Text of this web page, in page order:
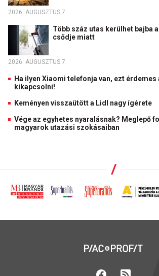
2026. AUGUSZTUS 7.
Több száz utas kerülhet bajba
csődje miatt
2026. AUGUSZTUS 7.
Ha ilyen Xiaomi telefonja van, ezt érdemes
kikapcsolni!
Keményen visszaütött a Lidl nagy ígérete
Vége az egyhetes nyaralásnak? Meglepő
magyarok utazási szokásaiban